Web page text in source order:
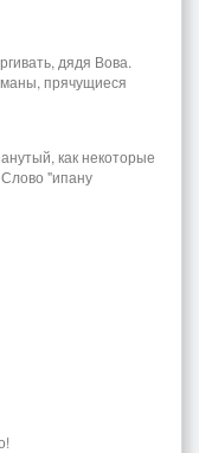
дядя Вова.
прячущиеся
как некоторые
"ипану